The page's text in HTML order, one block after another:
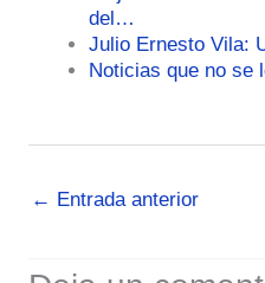
del…
Julio Ernesto Vila:
Noticias que no se
← Entrada anterior